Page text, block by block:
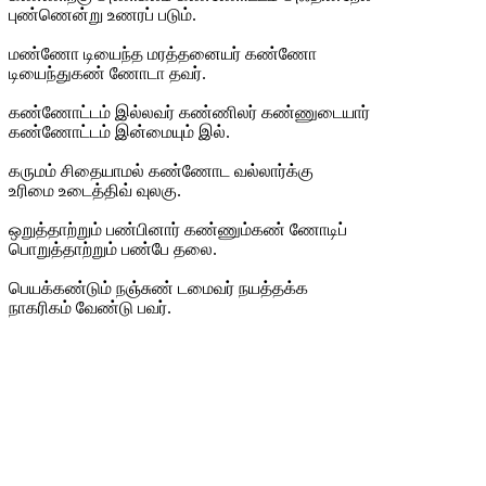
புண்ணென்று உணரப் படும்.
மண்ணோ டியைந்த மரத்தனையர் கண்ணோ
டியைந்துகண் ணோடா தவர்.
கண்ணோட்டம் இல்லவர் கண்ணிலர் கண்ணுடையார்
கண்ணோட்டம் இன்மையும் இல்.
கருமம் சிதையாமல் கண்ணோட வல்லார்க்கு
உரிமை உடைத்திவ் வுலகு.
ஒறுத்தாற்றும் பண்பினார் கண்ணும்கண் ணோடிப்
பொறுத்தாற்றும் பண்பே தலை.
பெயக்கண்டும் நஞ்சுண் டமைவர் நயத்தக்க
நாகரிகம் வேண்டு பவர்.